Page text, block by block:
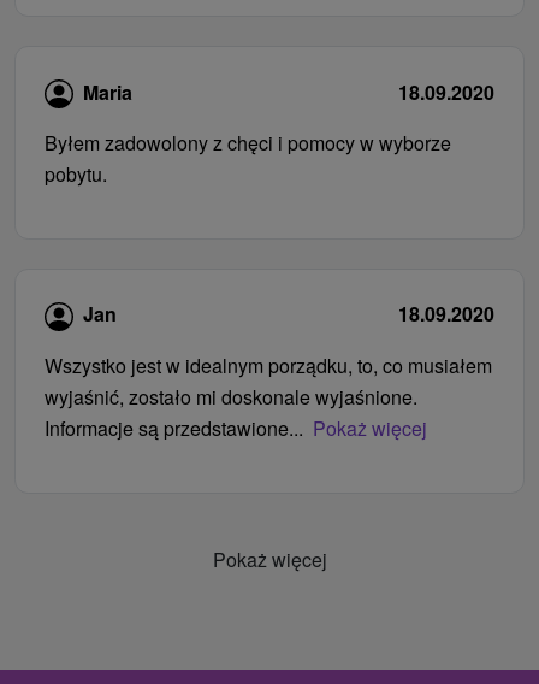
Maria
18.09.2020
Byłem zadowolony z chęci i pomocy w wyborze
pobytu.
Jan
18.09.2020
Wszystko jest w idealnym porządku, to, co musiałem
wyjaśnić, zostało mi doskonale wyjaśnione.
Informacje są przedstawione... Pokaż więcej
Pokaż więcej